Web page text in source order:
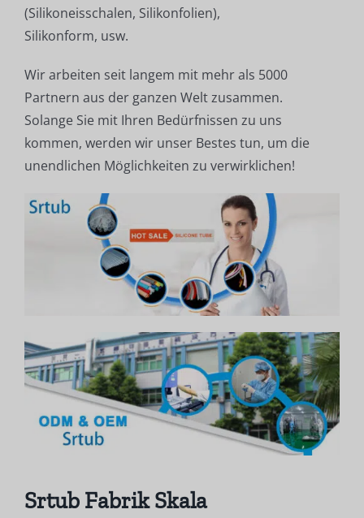
(Silikoneisschalen, Silikonfolien),
Silikonform, usw.
Wir arbeiten seit langem mit mehr als 5000
Partnern aus der ganzen Welt zusammen.
Solange Sie mit Ihren Bedürfnissen zu uns
kommen, werden wir unser Bestes tun, um die
unendlichen Möglichkeiten zu verwirklichen!
Srtub Fabrik Skala